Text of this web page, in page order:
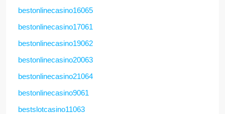
bestonlinecasino16065
bestonlinecasino17061
bestonlinecasino19062
bestonlinecasino20063
bestonlinecasino21064
bestonlinecasino9061
bestslotcasino11063